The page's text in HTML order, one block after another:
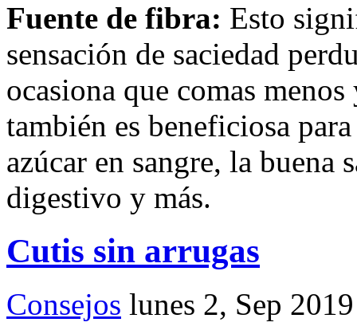
Fuente de fibra: Esto
sensación de saciedad
ocasiona que comas
también es beneficiosa
azúcar en sangre, la buena
digestivo y más.
Cutis sin arrugas
Consejos lunes 2, Sep 2019